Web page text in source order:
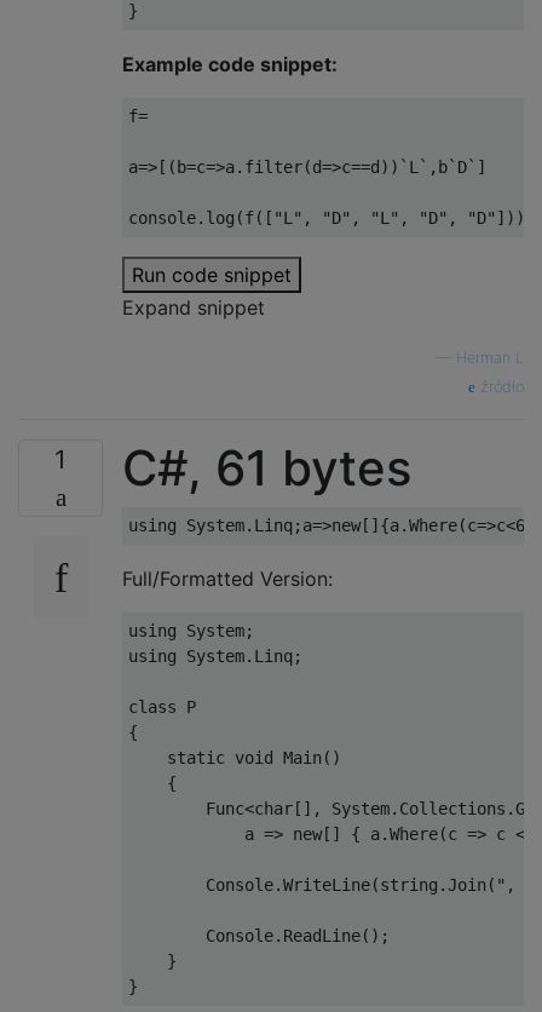
}
Example code snippet:
f=
a=>[( b=c=>a. filter(d=>c==d ))` L `, b` D`]
console. log (f([ "L" , "D" , "L" , "D" , "D" ]))
Run code snippet
Expand snippet
Herman L
źródło
1 C#, 61 bytes
using System. Linq ; a=>new[]{a.Where(c=>c<69
Full/Formatted Version:
using System;
using
System. Linq ;
class
{
static
void Main ()
{
Func<char [], System. Collections .
            a
=> new[] { a.Where(c => c <
Console.WriteLine(string .Join ( ", "
Console. ReadLine();
}
}